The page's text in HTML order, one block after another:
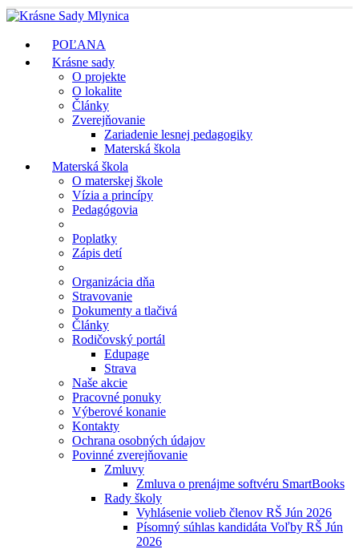
POĽANA
Krásne sady
O projekte
O lokalite
Články
Zverejňovanie
Zariadenie lesnej pedagogiky
Materská škola
Materská škola
O materskej škole
Vízia a princípy
Pedagógovia
Poplatky
Zápis detí
Organizácia dňa
Stravovanie
Dokumenty a tlačivá
Články
Rodičovský portál
Edupage
Strava
Naše akcie
Pracovné ponuky
Výberové konanie
Kontakty
Ochrana osobných údajov
Povinné zverejňovanie
Zmluvy
Zmluva o prenájme softvéru SmartBooks
Rady školy
Vyhlásenie volieb členov RŠ Jún 2026
Písomný súhlas kandidáta Voľby RŠ Jún
2026